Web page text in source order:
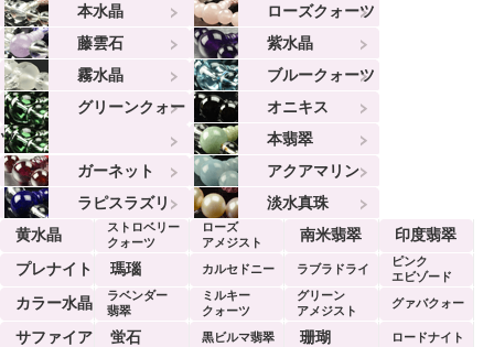
本水晶
ローズクォーツ
藤雲石
紫水晶
霧水晶
ブルークォーツ
グリーンクォー
ツ
オニキス
本翡翠
ガーネット
アクアマリン
ラピスラズリ
淡水真珠
黄水晶
ストロベリー
クォーツ
ローズ
アメジスト
南米翡翠
印度翡翠
プレナイト
瑪瑙 カルセドニー ラブラドライ
ピンク
エビゾード
カラー水晶
ラベンダー
翡翠
ミルキー
クォーツ
グリーン
アメジスト
グァバクォー
サファイア 蛍石 黒ビルマ翡翠 珊瑚
ロードナイト